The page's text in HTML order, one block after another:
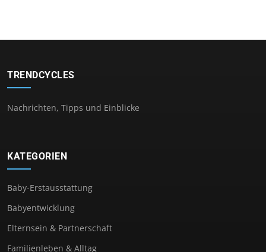
TRENDCYCLES
Nachrichten, Tipps und Einblicke
KATEGORIEN
Baby-Erstausstattung
Babyentwicklung
Elternsein & Partnerschaft
Familienleben & Alltag